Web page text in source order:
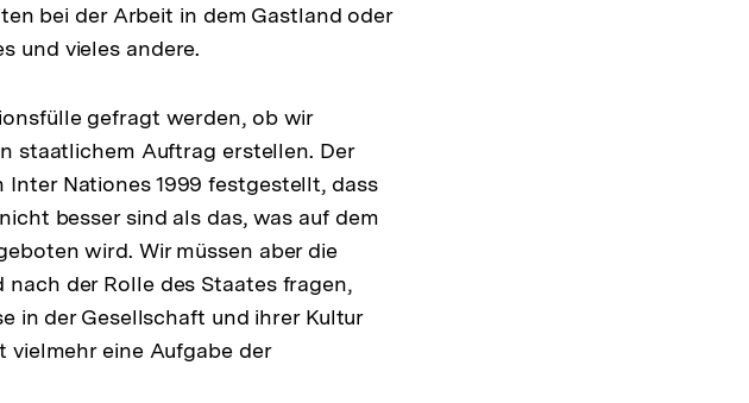
bei der Arbeit in dem Gastland oder
und vieles andere.
gefragt werden, ob wir
staatlichem Auftrag erstellen. Der
Nationes 1999 festgestellt, dass
besser sind als das, was auf dem
wird. Wir müssen aber die
der Rolle des Staates fragen,
in der Gesellschaft und ihrer Kultur
eine Aufgabe der